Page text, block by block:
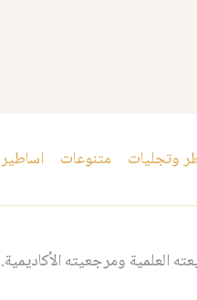
وتجليات متنوعات اساطير
العلمية ومرجعيته الأكاديمية.